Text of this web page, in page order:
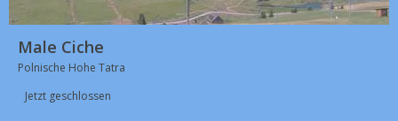
Male Ciche
Polnische Hohe Tatra
Jetzt geschlossen